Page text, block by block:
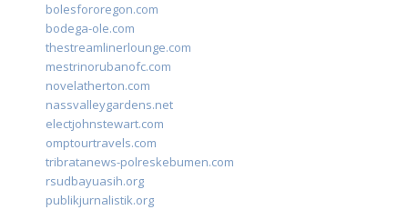
bolesfororegon.com
bodega-ole.com
thestreamlinerlounge.com
mestrinorubanofc.com
novelatherton.com
nassvalleygardens.net
electjohnstewart.com
omptourtravels.com
tribratanews-polreskebumen.com
rsudbayuasih.org
publikjurnalistik.org